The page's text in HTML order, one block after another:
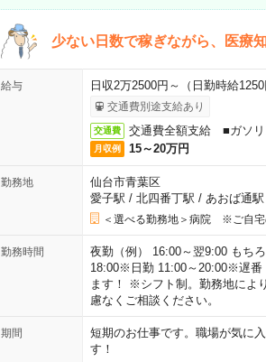
少ない日数で稼ぎながら、医療
給与 日収2万2500円～（日勤時給
交通費別途支給あり
交通費 交通費全額支給 ■ガソ
月収例 15～20万円
勤務地
仙台市青葉区
愛子駅 / 北四番丁駅 / あおば通駅
＜選べる勤務地＞病院 ※ご自宅
勤務時間
夜勤（例） 16:00～翌9:00 もち
18:00※日勤 11:00～20:00※遅番
ます！ ※シフト制。勤務地によ
慮なくご相談ください。
期間
短期のお仕事です。職場が気
す！